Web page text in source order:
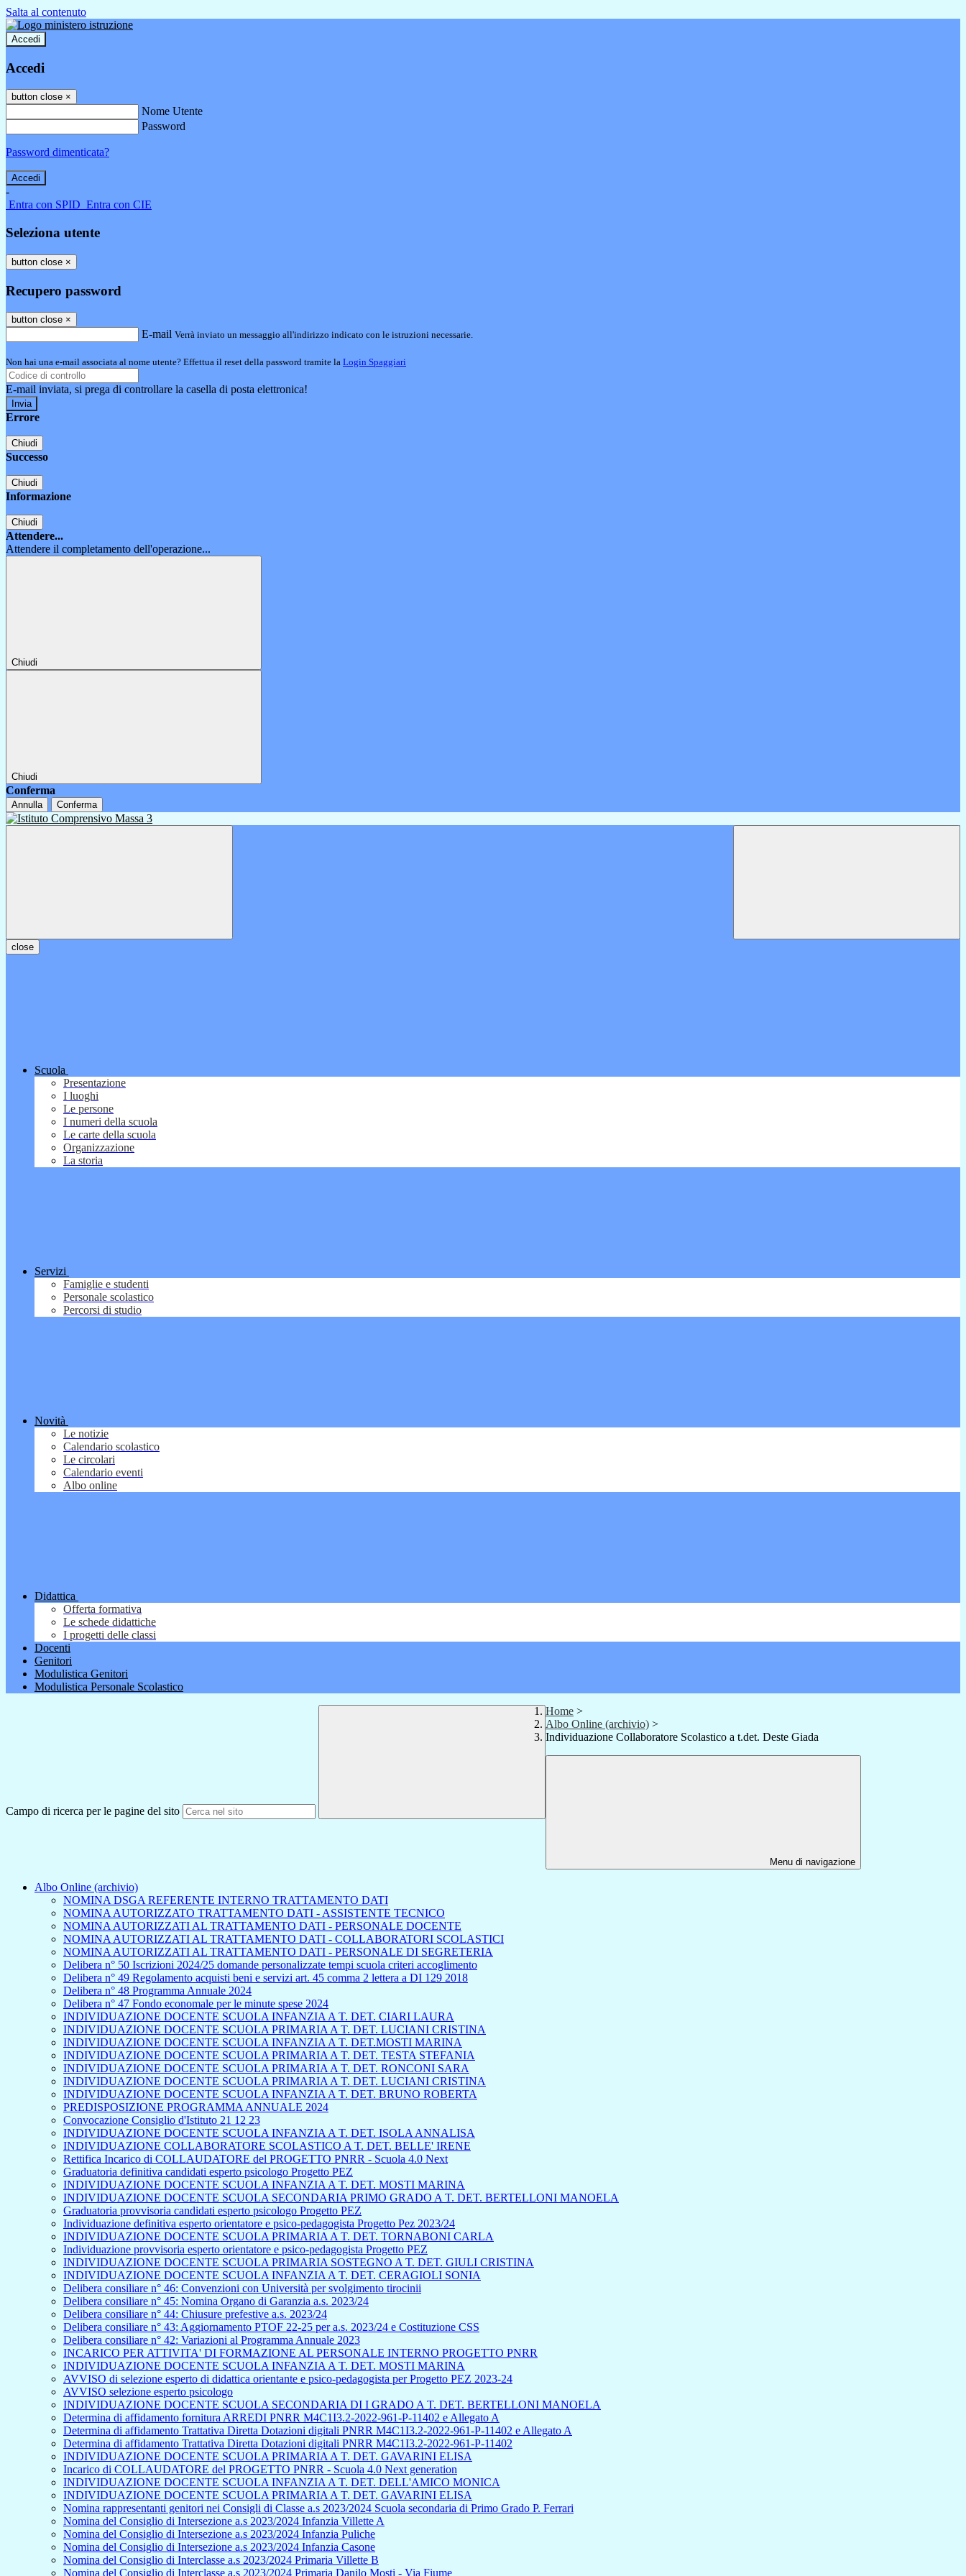
Salta al contenuto
Accedi
Accedi
button close ×
Nome Utente
Password
Password dimenticata?
-
Entra con SPID Entra con CIE
Seleziona utente
button close ×
Recupero password
button close ×
E-mail Verrà inviato un messaggio all'indirizzo indicato con le istruzioni necessarie.
Non hai una e-mail associata al nome utente? Effettua il reset della password tramite la Login Spaggiari
E-mail inviata, si prega di controllare la casella di posta elettronica!
Errore
Chiudi
Successo
Chiudi
Informazione
Chiudi
Attendere...
Attendere il completamento dell'operazione...
Chiudi
Chiudi
Conferma
Annulla Conferma
close
Scuola
Presentazione
I luoghi
Le persone
I numeri della scuola
Le carte della scuola
Organizzazione
La storia
Servizi
Famiglie e studenti
Personale scolastico
Percorsi di studio
Novità
Le notizie
Calendario scolastico
Le circolari
Calendario eventi
Albo online
Didattica
Offerta formativa
Le schede didattiche
I progetti delle classi
Docenti
Genitori
Modulistica Genitori
Modulistica Personale Scolastico
Campo di ricerca per le pagine del sito
Home >
Albo Online (archivio) >
Individuazione Collaboratore Scolastico a t.det. Deste Giada
Menu di navigazione
Albo Online (archivio)
NOMINA DSGA REFERENTE INTERNO TRATTAMENTO DATI
NOMINA AUTORIZZATO TRATTAMENTO DATI - ASSISTENTE TECNICO
NOMINA AUTORIZZATI AL TRATTAMENTO DATI - PERSONALE DOCENTE
NOMINA AUTORIZZATI AL TRATTAMENTO DATI - COLLABORATORI SCOLASTICI
NOMINA AUTORIZZATI AL TRATTAMENTO DATI - PERSONALE DI SEGRETERIA
Delibera n° 50 Iscrizioni 2024/25 domande personalizzate tempi scuola criteri accoglimento
Delibera n° 49 Regolamento acquisti beni e servizi art. 45 comma 2 lettera a DI 129 2018
Delibera n° 48 Programma Annuale 2024
Delibera n° 47 Fondo economale per le minute spese 2024
INDIVIDUAZIONE DOCENTE SCUOLA INFANZIA A T. DET. CIARI LAURA
INDIVIDUAZIONE DOCENTE SCUOLA PRIMARIA A T. DET. LUCIANI CRISTINA
INDIVIDUAZIONE DOCENTE SCUOLA INFANZIA A T. DET.MOSTI MARINA
INDIVIDUAZIONE DOCENTE SCUOLA PRIMARIA A T. DET. TESTA STEFANIA
INDIVIDUAZIONE DOCENTE SCUOLA PRIMARIA A T. DET. RONCONI SARA
INDIVIDUAZIONE DOCENTE SCUOLA PRIMARIA A T. DET. LUCIANI CRISTINA
INDIVIDUAZIONE DOCENTE SCUOLA INFANZIA A T. DET. BRUNO ROBERTA
PREDISPOSIZIONE PROGRAMMA ANNUALE 2024
Convocazione Consiglio d'Istituto 21 12 23
INDIVIDUAZIONE DOCENTE SCUOLA INFANZIA A T. DET. ISOLA ANNALISA
INDIVIDUAZIONE COLLABORATORE SCOLASTICO A T. DET. BELLE' IRENE
Rettifica Incarico di COLLAUDATORE del PROGETTO PNRR - Scuola 4.0 Next
Graduatoria definitiva candidati esperto psicologo Progetto PEZ
INDIVIDUAZIONE DOCENTE SCUOLA INFANZIA A T. DET. MOSTI MARINA
INDIVIDUAZIONE DOCENTE SCUOLA SECONDARIA PRIMO GRADO A T. DET. BERTELLONI MANOELA
Graduatoria provvisoria candidati esperto psicologo Progetto PEZ
Individuazione definitiva esperto orientatore e psico-pedagogista Progetto Pez 2023/24
INDIVIDUAZIONE DOCENTE SCUOLA PRIMARIA A T. DET. TORNABONI CARLA
Individuazione provvisoria esperto orientatore e psico-pedagogista Progetto PEZ
INDIVIDUAZIONE DOCENTE SCUOLA PRIMARIA SOSTEGNO A T. DET. GIULI CRISTINA
INDIVIDUAZIONE DOCENTE SCUOLA INFANZIA A T. DET. CERAGIOLI SONIA
Delibera consiliare n° 46: Convenzioni con Università per svolgimento tirocinii
Delibera consiliare n° 45: Nomina Organo di Garanzia a.s. 2023/24
Delibera consiliare n° 44: Chiusure prefestive a.s. 2023/24
Delibera consiliare n° 43: Aggiornamento PTOF 22-25 per a.s. 2023/24 e Costituzione CSS
Delibera consiliare n° 42: Variazioni al Programma Annuale 2023
INCARICO PER ATTIVITA' DI FORMAZIONE AL PERSONALE INTERNO PROGETTO PNRR
INDIVIDUAZIONE DOCENTE SCUOLA INFANZIA A T. DET. MOSTI MARINA
AVVISO di selezione esperto di didattica orientante e psico-pedagogista per Progetto PEZ 2023-24
AVVISO selezione esperto psicologo
INDIVIDUAZIONE DOCENTE SCUOLA SECONDARIA DI I GRADO A T. DET. BERTELLONI MANOELA
Determina di affidamento fornitura ARREDI PNRR M4C1I3.2-2022-961-P-11402 e Allegato A
Determina di affidamento Trattativa Diretta Dotazioni digitali PNRR M4C1I3.2-2022-961-P-11402 e Allegato A
Determina di affidamento Trattativa Diretta Dotazioni digitali PNRR M4C1I3.2-2022-961-P-11402
INDIVIDUAZIONE DOCENTE SCUOLA PRIMARIA A T. DET. GAVARINI ELISA
Incarico di COLLAUDATORE del PROGETTO PNRR - Scuola 4.0 Next generation
INDIVIDUAZIONE DOCENTE SCUOLA INFANZIA A T. DET. DELL'AMICO MONICA
INDIVIDUAZIONE DOCENTE SCUOLA PRIMARIA A T. DET. GAVARINI ELISA
Nomina rappresentanti genitori nei Consigli di Classe a.s 2023/2024 Scuola secondaria di Primo Grado P. Ferrari
Nomina del Consiglio di Intersezione a.s 2023/2024 Infanzia Villette A
Nomina del Consiglio di Intersezione a.s 2023/2024 Infanzia Puliche
Nomina del Consiglio di Intersezione a.s 2023/2024 Infanzia Casone
Nomina del Consiglio di Interclasse a.s 2023/2024 Primaria Villette B
Nomina del Consiglio di Interclasse a.s 2023/2024 Primaria Danilo Mosti - Via Fiume